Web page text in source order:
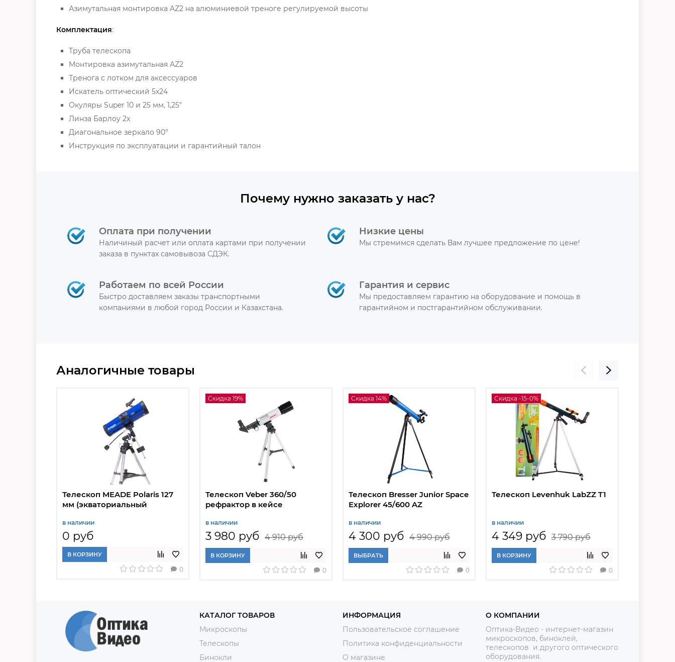
Азимутальная монтировка AZ2 на алюминиевой треноге регулируемой высоты
Комплектация:
Труба телескопа
Монтировка азимутальная AZ2
Тренога с лотком для аксессуаров
Искатель оптический 5x24
Окуляры Super 10 и 25 мм, 1,25"
Линза Барлоу 2x
Диагональное зеркало 90°
Инструкция по эксплуатации и гарантийный талон
Почему нужно заказать у нас?
Оплата при получении
Наличиный расчет или оплата картами при получении
заказа в пунктах самовывоза СДЭК.
Низкие цены
Мы стремимся сделать Вам лучшее предложение по цене!
Работаем по всей России
Быстро доставляем заказы транспортными
компаниями в любой город России и Казахстана.
Гарантия и сервис
Мы предоставляем гарантию на оборудование и помощь в
гарантийном и постгарантийном обслуживании.
Аналогичные товары
Телескоп MEADE Polaris 127
мм (экваториальный
в наличии
0 руб
В КОРЗИНУ
0
Скидка 19%
Телескоп Veber 360/50
рефрактор в кейсе
в наличии
3 980 руб 4 910 руб
В КОРЗИНУ
0
Скидка 14%
Телескоп Bresser Junior Space
Explorer 45/600 AZ
в наличии
4 300 руб 4 990 руб
ВЫБРАТЬ
0
Скидка -15-0%
Телескоп Levenhuk LabZZ T1
в наличии
4 349 руб 3 790 руб
В КОРЗИНУ
0
КАТАЛОГ ТОВАРОВ
Микроскопы
Телескопы
Бинокли
ИНФОРМАЦИЯ
Пользовательское соглашение
Политика конфиденциальности
О магазине
О КОМПАНИИ
Оптика-Видео - интернет-магазин
микроскопов, биноклей,
телескопов и другого оптического
оборудования.